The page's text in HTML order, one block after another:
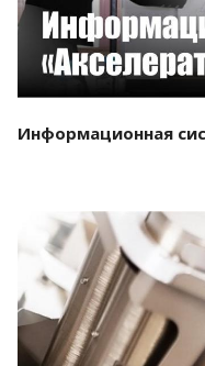
Информационная